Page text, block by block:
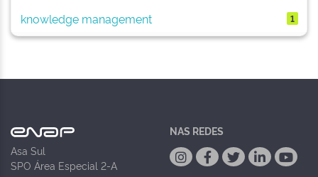
knowledge management 1
Asa Sul
SPO Área Especial 2-A
NAS REDES